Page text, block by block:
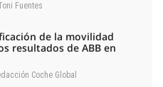
Fuentes
de la movilidad
resultados de ABB en
Coche Global